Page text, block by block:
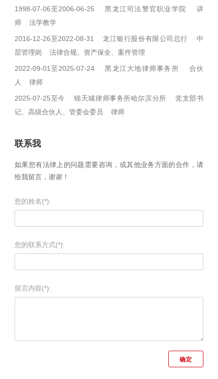
1998-07-06至2006-06-25 黑龙江司法警官职业学院 讲
师 法学教学
2016-12-26至2022-08-31 龙江银行股份有限公司总行 中
层管理岗 法律合规、资产保全、案件管理
2022-09-01至2025-07-24 黑龙江大地律师事务所 合伙
人 律师
2025-07-25至今 锦天城律师事务所哈尔滨分所 党支部书
记、高级合伙人、管委会委员 律师
联系我
如果您有法律上的问题需要咨询，或其他业务方面的合作，请
给我留言，谢谢！
您的姓名(*):
您的联系方式(*):
留言内容(*):